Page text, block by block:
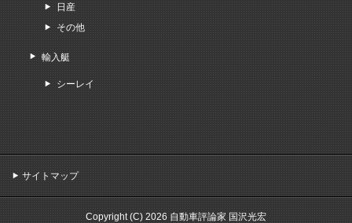
日産
その他
輸入艇
シーレイ
サイトマップ
Copyright (C) 2026 自動車評論家 国沢光宏